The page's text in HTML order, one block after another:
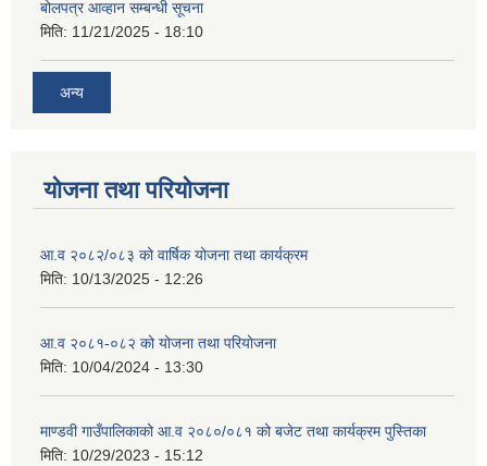
बोलपत्र आव्हान सम्बन्धी सूचना
मिति: 11/21/2025 - 18:10
अन्य
योजना तथा परियोजना
आ.व २०८२/०८३ को वार्षिक योजना तथा कार्यक्रम
मिति: 10/13/2025 - 12:26
आ.व २०८१-०८२ को योजना तथा परियोजना
मिति: 10/04/2024 - 13:30
माण्डवी गाउँपालिकाको आ.व २०८०/०८१ को बजेट तथा कार्यक्रम पुस्तिका
मिति: 10/29/2023 - 15:12